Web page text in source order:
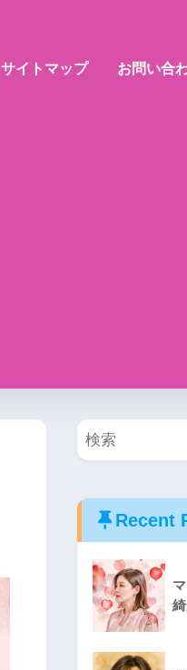
サイトマップ お問い合
Recent